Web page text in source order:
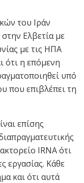
του Ιράν
Ελβετία με
με τις ΗΠΑ
ότι η επόμενη
υπό
που επιβλέπει τη
επίσης
IRNA ότι
εργασίας. Kάθε
και ότι αυτά